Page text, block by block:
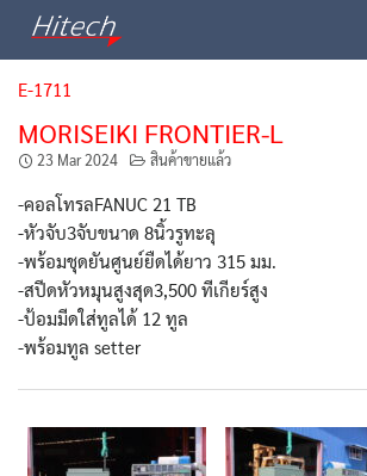
E-1711
MORISEIKI FRONTIER-L
23 Mar 2024 สินค้าขายแล้ว
-คอลโทรลFANUC 21 TB
-หัวจับ3จับขนาด 8นิ้วรูทะลุ
-พร้อมชุดยันศูนย์ยืดได้ยาว 315 มม.
-สปีดหัวหมุนสูงสุด3,500 ทีเกียร์สูง
-ป้อมมีดใส่ทูลได้ 12 ทูล
-พร้อมทูล setter